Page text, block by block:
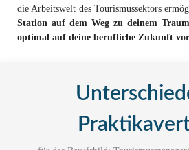
die Arbeitswelt des Tourismussektors
Station auf dem Weg zu deinem
optimal auf deine berufliche Zukunft